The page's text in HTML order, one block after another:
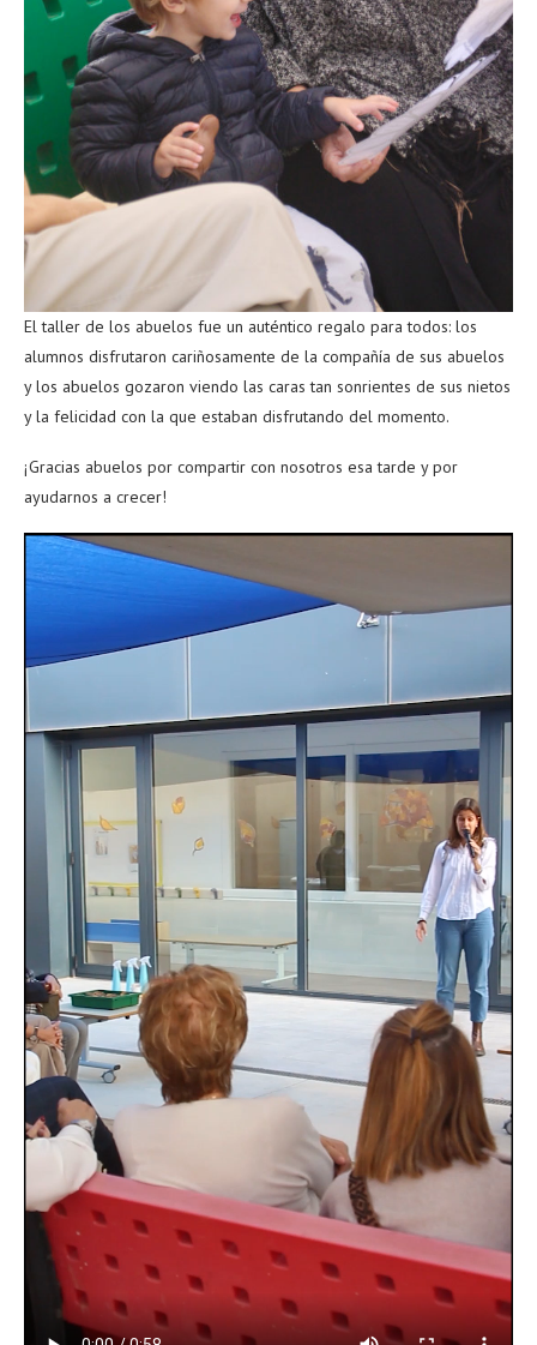
El taller de los abuelos fue un auténtico regalo para todos: los
alumnos disfrutaron cariñosamente de la compañía de sus abuelos
y los abuelos gozaron viendo las caras tan sonrientes de sus nietos
y la felicidad con la que estaban disfrutando del momento.
¡Gracias abuelos por compartir con nosotros esa tarde y por
ayudarnos a crecer!